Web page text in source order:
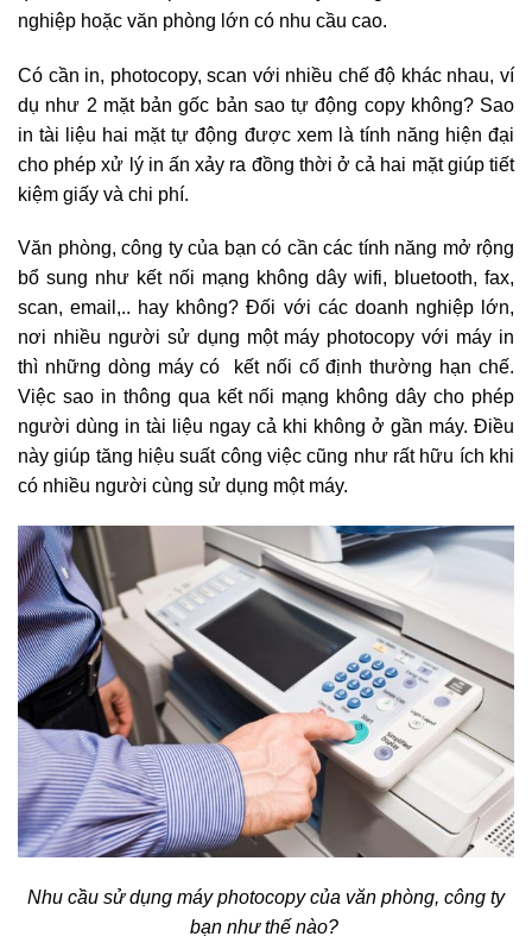
nghiệp hoặc văn phòng lớn có nhu cầu cao.
Có cần in, photocopy, scan với nhiều chế độ khác nhau, ví
dụ như 2 mặt bản gốc bản sao tự động copy không? Sao
in tài liệu hai mặt tự động được xem là tính năng hiện đại
cho phép xử lý in ấn xảy ra đồng thời ở cả hai mặt giúp tiết
kiệm giấy và chi phí.
Văn phòng, công ty của bạn có cần các tính năng mở rộng
bổ sung như kết nối mạng không dây wifi, bluetooth, fax,
scan, email,.. hay không? Đối với các doanh nghiệp lớn,
nơi nhiều người sử dụng một máy photocopy với máy in
thì những dòng máy có kết nối cố định thường hạn chế.
Việc sao in thông qua kết nối mạng không dây cho phép
người dùng in tài liệu ngay cả khi không ở gần máy. Điều
này giúp tăng hiệu suất công việc cũng như rất hữu ích khi
có nhiều người cùng sử dụng một máy.
Nhu cầu sử dụng máy photocopy của văn phòng, công ty
bạn như thế nào?